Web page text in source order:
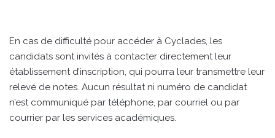
En cas de difficulté pour accéder à Cyclades, les
candidats sont invités à contacter directement leur
établissement d’inscription, qui pourra leur transmettre leur
relevé de notes. Aucun résultat ni numéro de candidat
n’est communiqué par téléphone, par courriel ou par
courrier par les services académiques.